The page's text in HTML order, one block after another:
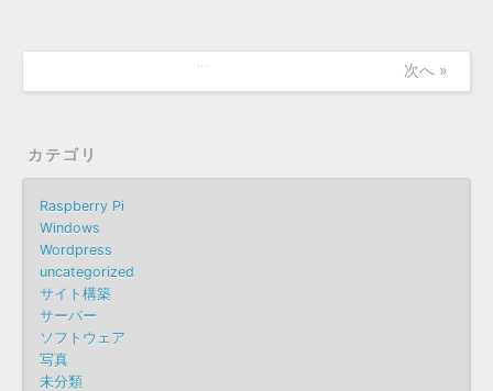
次へ »
カテゴリ
Raspberry Pi
Windows
Wordpress
uncategorized
サイト構築
サーバー
ソフトウェア
写真
未分類